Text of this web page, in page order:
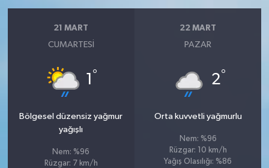
21 MART
CUMARTESI
1 °
Bölgesel düzensiz yağmur
yağışlı
Nem: %96
Rüzgar: 7 km/h
22 MART
PAZAR
2°
Orta kuvvetli yağmurlu
Nem: %96
Rüzgar: 10 km/h
Yağış Olasılığı: %86